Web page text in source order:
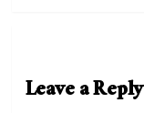
Leave a Reply